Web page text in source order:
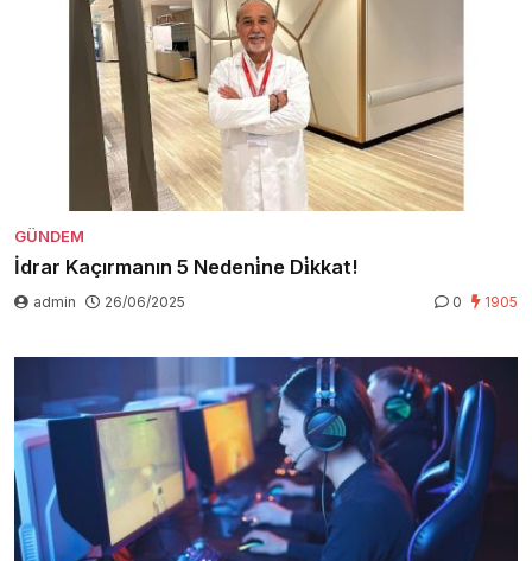
GÜNDEM
İdrar Kaçırmanın 5 Nedeni̇ne Di̇kkat!
admin 26/06/2025 0 1905